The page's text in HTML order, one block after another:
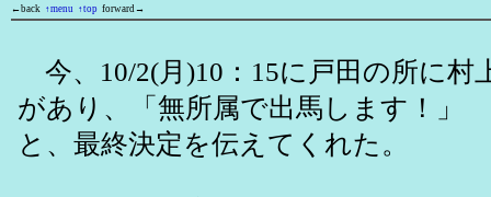
←back ↑menu ↑top forward→
今、10/2(月)10：15に戸田の所に村
があり、「無所属で出馬します！」
と、最終決定を伝えてくれた。